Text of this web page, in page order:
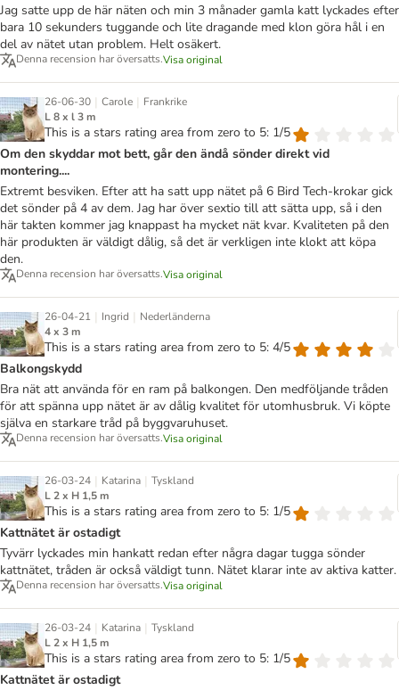
Jag satte upp de här näten och min 3 månader gamla katt lyckades efter
bara 10 sekunders tuggande och lite dragande med klon göra hål i en
del av nätet utan problem. Helt osäkert.
Denna recension har översatts.Visa original
26-06-30 | Carole | Frankrike
L 8 x l 3 m
This is a stars rating area from zero to 5: 1/5
Om den skyddar mot bett, går den ändå sönder direkt vid
montering....
Extremt besviken. Efter att ha satt upp nätet på 6 Bird Tech-krokar gick
det sönder på 4 av dem. Jag har över sextio till att sätta upp, så i den
här takten kommer jag knappast ha mycket nät kvar. Kvaliteten på den
här produkten är väldigt dålig, så det är verkligen inte klokt att köpa
den.
Denna recension har översatts.Visa original
26-04-21 | Ingrid | Nederländerna
4 x 3 m
This is a stars rating area from zero to 5: 4/5
Balkongskydd
Bra nät att använda för en ram på balkongen. Den medföljande tråden
för att spänna upp nätet är av dålig kvalitet för utomhusbruk. Vi köpte
själva en starkare tråd på byggvaruhuset.
Denna recension har översatts.Visa original
26-03-24 | Katarina | Tyskland
L 2 x H 1,5 m
This is a stars rating area from zero to 5: 1/5
Kattnätet är ostadigt
Tyvärr lyckades min hankatt redan efter några dagar tugga sönder
kattnätet, tråden är också väldigt tunn. Nätet klarar inte av aktiva katter.
Denna recension har översatts.Visa original
26-03-24 | Katarina | Tyskland
L 2 x H 1,5 m
This is a stars rating area from zero to 5: 1/5
Kattnätet är ostadigt